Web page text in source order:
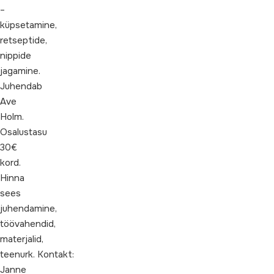
–
küpsetamine,
retseptide,
nippide
jagamine.
Juhendab
Ave
Holm.
Osalustasu
30€
kord.
Hinna
sees
juhendamine,
töövahendid,
materjalid,
teenurk. Kontakt:
Janne